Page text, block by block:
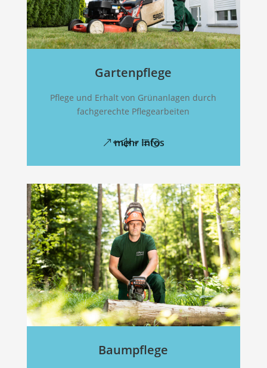
Gartenpflege
Pflege und Erhalt von Grünanlagen durch
fachgerechte Pflegearbeiten
mehr Infos
Baumpflege